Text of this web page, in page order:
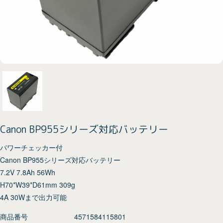
Canon BP955シリーズ対応バッテリー
パワーチェッカー付
Canon BP955シリーズ対応バッテリー
7.2V 7.8Ah 56Wh
H70*W39*D61mm 309g
4A 30Wまで出力可能
商品番号
4571584115801